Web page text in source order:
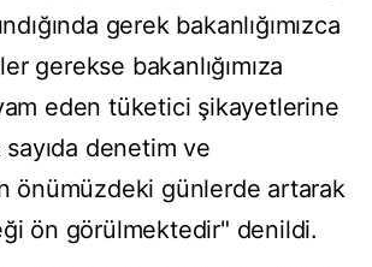
gerek bakanlığımızca
gerekse bakanlığımıza
eden tüketici şikayetlerine
denetim ve
önümüzdeki günlerde artarak
ön görülmektedir" denildi.